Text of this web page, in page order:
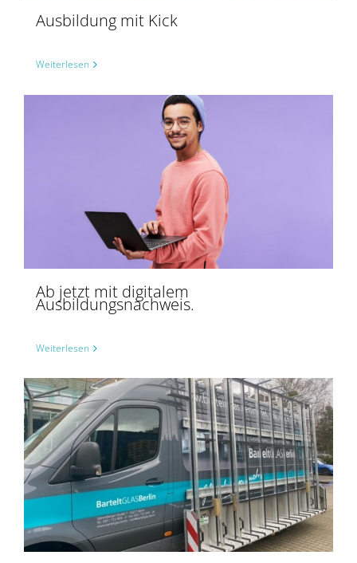
Ausbildung mit Kick
Weiterlesen
Ab jetzt mit digitalem
Ausbildungsnachweis.
Weiterlesen